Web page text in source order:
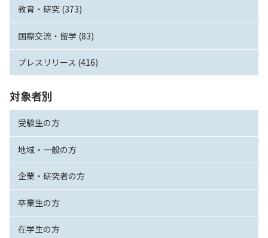
教育・研究 (373)
国際交流・留学 (83)
プレスリリース (416)
対象者別
受験生の方
地域・一般の方
企業・研究者の方
卒業生の方
在学生の方